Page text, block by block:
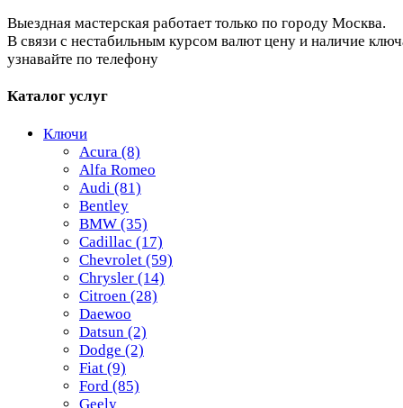
Выездная мастерская работает только по городу Москва.
В связи с нестабильным курсом валют цену и наличие
узнавайте по телефону
Каталог услуг
Ключи
Acura (8)
Alfa Romeo
Audi (81)
Bentley
BMW (35)
Cadillac (17)
Chevrolet (59)
Chrysler (14)
Citroen (28)
Daewoo
Datsun (2)
Dodge (2)
Fiat (9)
Ford (85)
Geely